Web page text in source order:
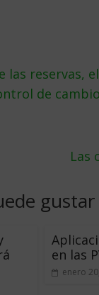
las reservas,
de
Las
gustar
en las
enero